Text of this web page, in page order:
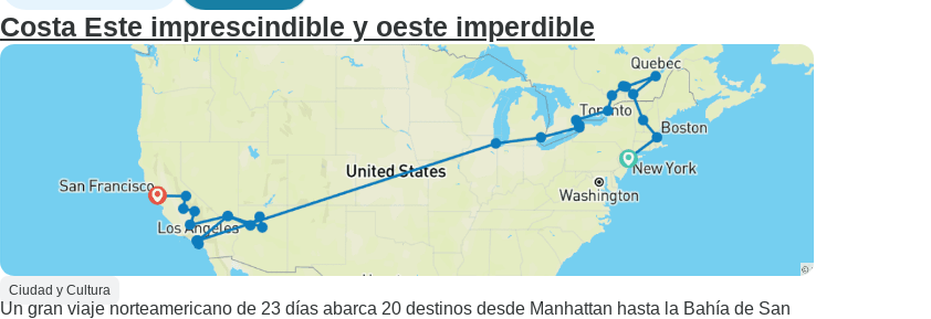
Costa Este imprescindible y oeste imperdible
Ciudad y Cultura
Un gran viaje norteamericano de 23 días abarca 20 destinos desde Manhattan hasta la Bahía de San